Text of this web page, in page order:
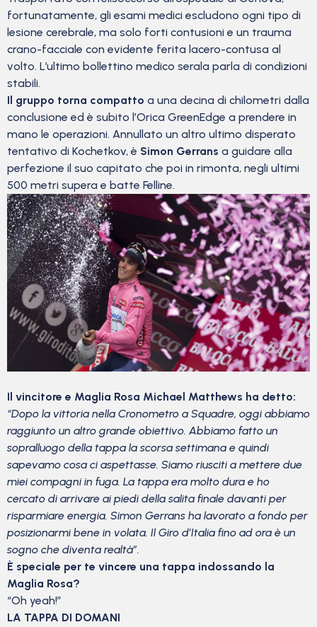
fortunatamente, gli esami medici escludono ogni tipo di
lesione cerebrale, ma solo forti contusioni e un trauma
crano-facciale con evidente ferita lacero-contusa al
volto. L’ultimo bollettino medico serala parla di condizioni
stabili.
Il gruppo torna compatto a una decina di chilometri dalla
conclusione ed è subito l’Orica GreenEdge a prendere in
mano le operazioni. Annullato un altro ultimo disperato
tentativo di Kochetkov, è Simon Gerrans a guidare alla
perfezione il suo capitato che poi in rimonta, negli ultimi
500 metri supera e batte Felline.
Il vincitore e Maglia Rosa Michael Matthews ha detto:
“Dopo la vittoria nella Cronometro a Squadre, oggi abbiamo
raggiunto un altro grande obiettivo. Abbiamo fatto un
sopralluogo della tappa la scorsa settimana e quindi
sapevamo cosa ci aspettasse. Siamo riusciti a mettere due
miei compagni in fuga. La tappa era molto dura e ho
cercato di arrivare ai piedi della salita finale davanti per
risparmiare energia. Simon Gerrans ha lavorato a fondo per
posizionarmi bene in volata. Il Giro d’Italia fino ad ora è un
sogno che diventa realtà”.
È speciale per te vincere una tappa indossando la
Maglia Rosa?
“Oh yeah!”
LA TAPPA DI DOMANI